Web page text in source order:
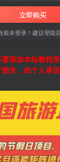
立即购买
前未登录！建议登陆
添加本站教程
失，由个人承